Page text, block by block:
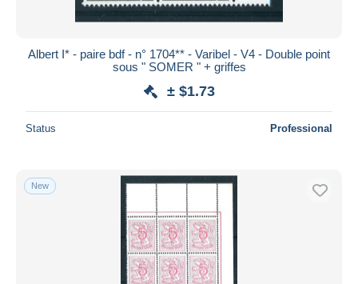
Albert I* - paire bdf - n° 1704** - Varibel - V4 - Double point
sous " SOMER " + griffes
± $1.73
Status Professional
New